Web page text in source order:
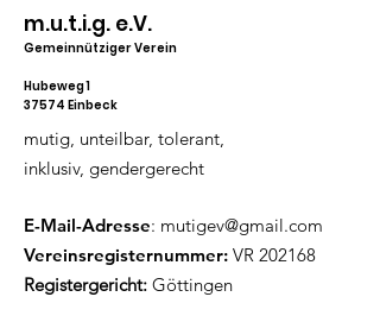
m.u.t.i.g. e.V.
Gemeinnütziger Verein
Hubeweg 1
37574 Einbeck
mutig, unteilbar, tolerant,
inklusiv, gendergerecht
E-Mail-Adresse: mutigev@gmail.com
Vereinsregisternummer: VR 202168
Registergericht: Göttingen